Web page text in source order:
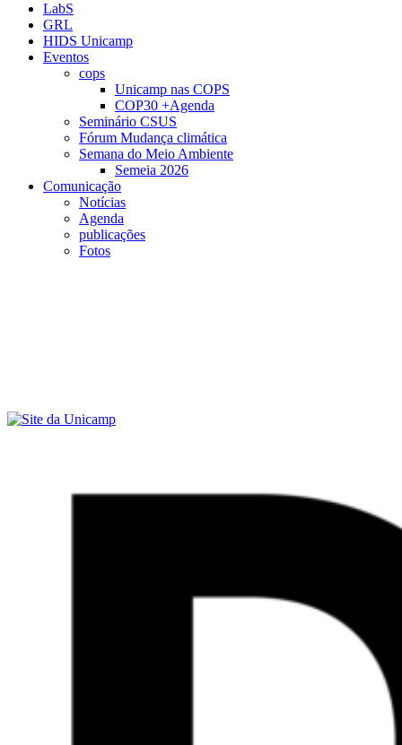
LabS
GRL
HIDS Unicamp
Eventos
cops
Unicamp nas COPS
COP30 +Agenda
Seminário CSUS
Fórum Mudança climática
Semana do Meio Ambiente
Semeia 2026
Comunicação
Notícias
Agenda
publicações
Fotos